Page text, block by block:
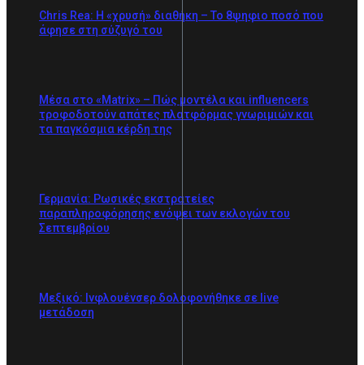
Chris Rea: Η «χρυσή» διαθήκη – To 8ψηφιο ποσό που
άφησε στη σύζυγό του
Μέσα στο «Matrix» – Πώς μοντέλα και influencers
τροφοδοτούν απάτες πλατφόρμας γνωριμιών και
τα παγκόσμια κέρδη της
Γερμανία: Ρωσικές εκστρατείες
παραπληροφόρησης ενόψει των εκλογών του
Σεπτεμβρίου
Μεξικό: Iνφλουένσερ δολοφονήθηκε σε live
μετάδοση